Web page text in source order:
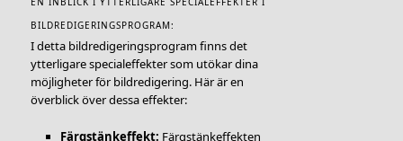
BILDREDIGERINGSPROGRAM:
I detta bildredigeringsprogram finns det
ytterligare specialeffekter som utökar dina
möjligheter för bildredigering. Här är en
överblick över dessa effekter:
Färgstänkeffekt: Färgstänkeffekten